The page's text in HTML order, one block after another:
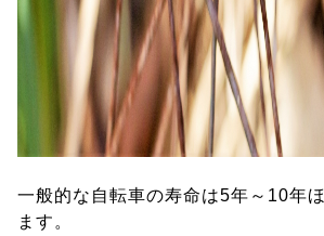
一般的な自転車の寿命は5年～10年
ます。